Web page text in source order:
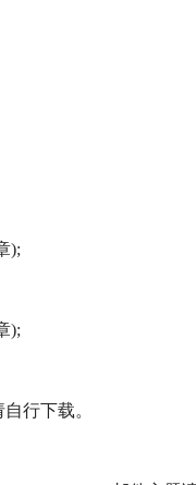
);
);
行下载。